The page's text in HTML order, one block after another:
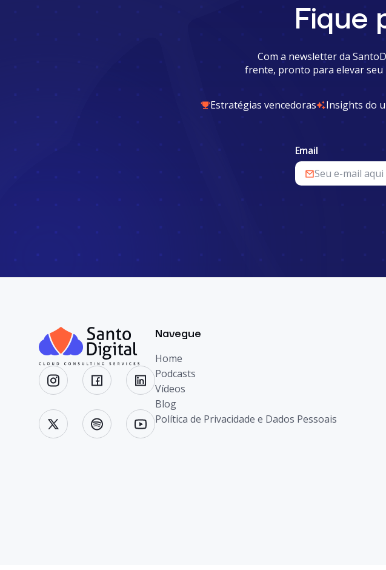
Fique
Com a newsletter da
frente, pronto para elevar seu
Estratégias vencedoras Insights do
Email
Navegue
Home
Podcasts
Vídeos
Blog
Política de Privacidade e Dados Pessoais